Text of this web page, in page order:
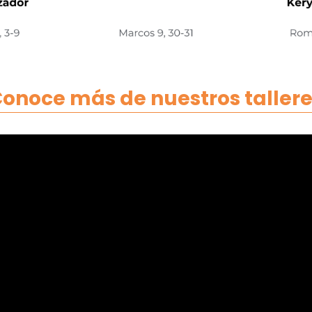
más de nuestros